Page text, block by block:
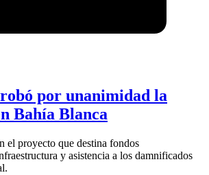
por unanimidad la
Bahía Blanca
el proyecto que destina fondos
y asistencia a los damnificados